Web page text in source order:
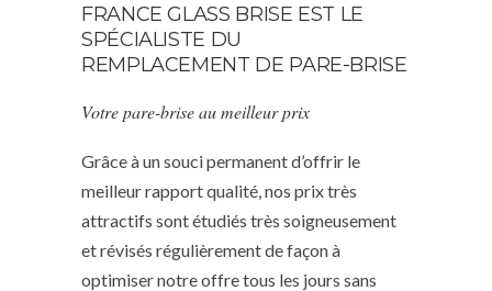
FRANCE GLASS BRISE EST LE
SPÉCIALISTE DU
REMPLACEMENT DE PARE-BRISE
Votre pare-brise au meilleur prix
Grâce à un souci permanent d’offrir le
meilleur rapport qualité, nos prix très
attractifs sont étudiés très soigneusement
et révisés régulièrement de façon à
optimiser notre offre tous les jours sans